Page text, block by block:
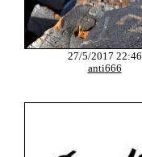
27/5/2017 22:46
anti666